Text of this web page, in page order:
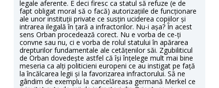
legale aferente. E deci firesc ca statul să refuze (e de
fapt obligat moral să o facă) autorizațiile de funcționare
ale unor instituții private ce susțin uciderea copiilor și
intrarea ilegală în țară a infractorilor. Nu-i așa? În acest
sens Orban procedează corect. Nu e vorba de ce-ți
convne sau nu, ci e vorba de rolul statului în apărarea
drepturilor fundamentale ale cetățenilor săi. Zgubiliticul
de Orban dovedește astfel că își înțelege mult mai bine
meseria ca alți politicieni europeni ce au instigat pe față
la încălcarea legii și la favorizarea infractorului. Să ne
gândim de exemplu la cancelăreasa germană Merkel ce